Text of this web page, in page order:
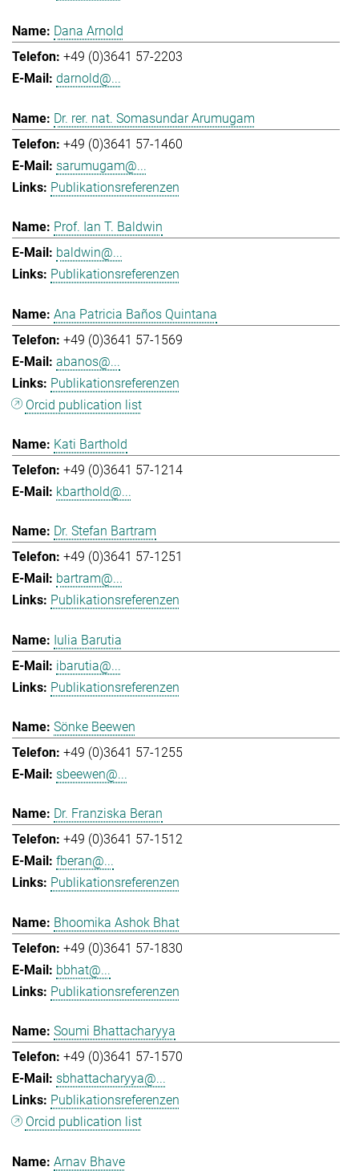
Dana Arnold
+49 (0)3641 57-2203
darnold@...
Dr. rer. nat. Somasundar Arumugam
+49 (0)3641 57-1460
sarumugam@...
Publikationsreferenzen
Prof. Ian T. Baldwin
baldwin@...
Publikationsreferenzen
Ana Patricia Baños Quintana
+49 (0)3641 57-1569
abanos@...
Publikationsreferenzen
Orcid publication list
Kati Barthold
+49 (0)3641 57-1214
kbarthold@...
Dr. Stefan Bartram
+49 (0)3641 57-1251
bartram@...
Publikationsreferenzen
Iulia Barutia
ibarutia@...
Publikationsreferenzen
Sönke Beewen
+49 (0)3641 57-1255
sbeewen@...
Dr. Franziska Beran
+49 (0)3641 57-1512
fberan@...
Publikationsreferenzen
Bhoomika Ashok Bhat
+49 (0)3641 57-1830
bbhat@...
Publikationsreferenzen
Soumi Bhattacharyya
+49 (0)3641 57-1570
sbhattacharyya@...
Publikationsreferenzen
Orcid publication list
Arnav Bhave